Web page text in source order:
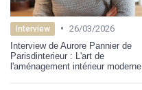
Interview • 26/03/2026
Interview de Aurore Pannier de
Parisdinterieur : L'art de
l'aménagement intérieur moderne